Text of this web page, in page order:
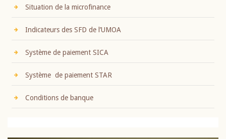
Situation de la microfinance
Indicateurs des SFD de l’UMOA
Système de paiement SICA
Système de paiement STAR
Conditions de banque